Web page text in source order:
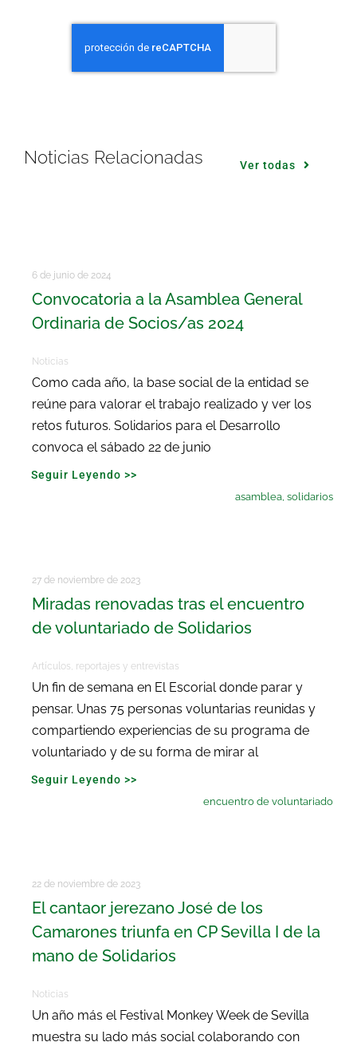
Noticias Relacionadas Ver todas
6 de junio de 2024
Convocatoria a la Asamblea General
Ordinaria de Socios/as 2024
Noticias
Como cada año, la base social de la entidad se
reúne para valorar el trabajo realizado y ver los
retos futuros. Solidarios para el Desarrollo
convoca el sábado 22 de junio
Seguir Leyendo >>
asamblea,solidarios
27 de noviembre de 2023
Miradas renovadas tras el encuentro
de voluntariado de Solidarios
Artículos, reportajes y entrevistas
Un fin de semana en El Escorial donde parar y
pensar. Unas 75 personas voluntarias reunidas y
compartiendo experiencias de su programa de
voluntariado y de su forma de mirar al
Seguir Leyendo >>
encuentro de voluntariado
22 de noviembre de 2023
El cantaor jerezano José de los
Camarones triunfa en CP Sevilla I de la
mano de Solidarios
Noticias
Un año más el Festival Monkey Week de Sevilla
muestra su lado más social colaborando con